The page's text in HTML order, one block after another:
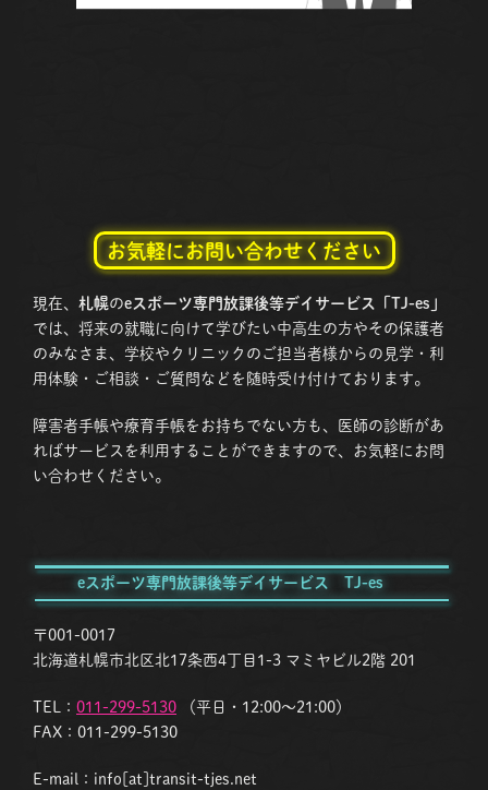
お気軽にお問い合わせください
現在、 札幌のeスポーツ専門放課後等デイサービス「TJ-es」
では、将来の就職に向けて学びたい中高生の方やその保護者
のみなさま、学校やクリニックのご担当者様からの見学・利
用体験・ご相談・ご質問などを随時受け付けております。
障害者手帳や療育手帳をお持ちでない方も、医師の診断があ
ればサービスを利用することができますので、お気軽にお問
い合わせください。
eスポーツ専門放課後等デイサービス TJ-es
〒001-0017
北海道札幌市北区北17条西4丁目1-3 マミヤビル2階 201
TEL： 011-299-5130 （平日・12:00〜21:00）
FAX：011-299-5130
E-mail：info[at]transit-tjes.net